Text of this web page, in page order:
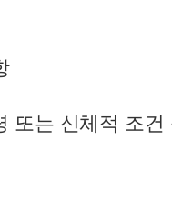
또는 신체적 조